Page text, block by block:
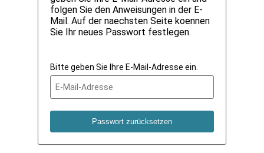
folgen Sie den Anweisungen in der E-
Mail. Auf der naechsten Seite koennen
Sie Ihr neues Passwort festlegen.
Bitte geben Sie Ihre E-Mail-Adresse ein.
Passwort zurücksetzen